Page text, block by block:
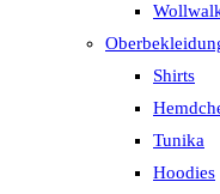
Shirts
Tunika
Hoodies